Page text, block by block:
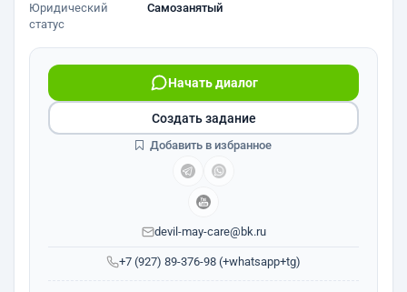
Юридический
статус
Самозанятый
+7 (927) 89-376-98 (+whatsapp+tg)
Начать диалог
devil-may-care@bk.ru
Создать задание
Добавить в избранное